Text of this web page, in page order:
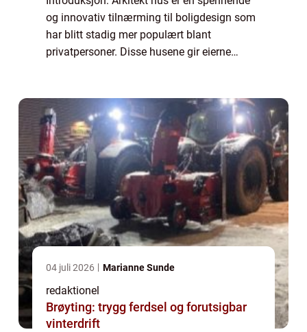
og innovativ tilnærming til boligdesign som
har blitt stadig mer populært blant
privatpersoner. Disse husene gir eierne
preferanser. ...
04 juli 2026 Marianne Sunde
redaktionel
Brøyting: trygg ferdsel og forutsigbar
vinterdrift